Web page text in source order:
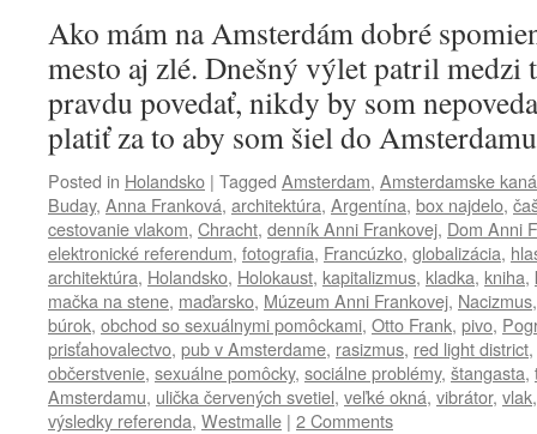
Ako mám na Amsterdám dobré
mesto aj zlé. Dnešný výlet patril medzi
pravdu povedať, nikdy by som
platiť za to aby som šiel do
Posted in Holandsko | Tagged Amsterdam, Amsterdamske
Buday, Anna Franková, architektúra, Argentína, box najdelo,
cestovanie vlakom, Chracht, denník Anni Frankovej, Dom Anni
elektronické referendum, fotografia, Francúzko, globalizácia,
architektúra, Holandsko, Holokaust, kapitalizmus, kladka, kniha,
mačka na stene, maďarsko, Múzeum Anni Frankovej, Nacizmus
búrok, obchod so sexuálnymi pomôckami, Otto Frank, pivo,
prisťahovalectvo, pub v Amsterdame, rasizmus, red light district,
občerstvenie, sexuálne pomôcky, sociálne problémy, štangasta,
Amsterdamu, ulička červených svetiel, veľké okná, vibrátor, vlak
výsledky referenda, Westmalle | 2 Comments